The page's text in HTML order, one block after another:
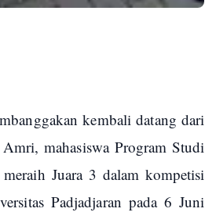
kembali datang dari
mahasiswa Program Studi
Juara 3 dalam kompetisi
Padjadjaran pada 6 Juni